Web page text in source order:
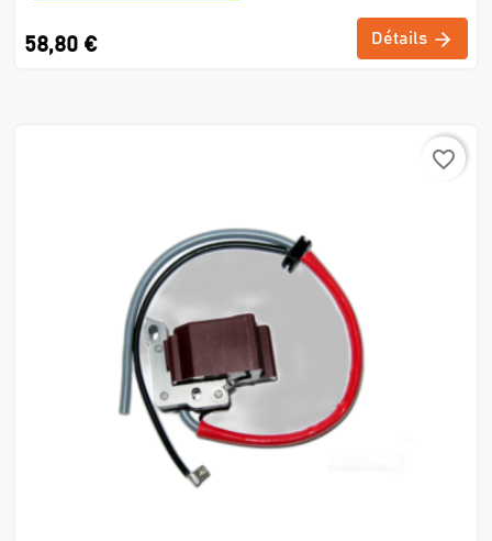
58,80 € Détails
favorite_border